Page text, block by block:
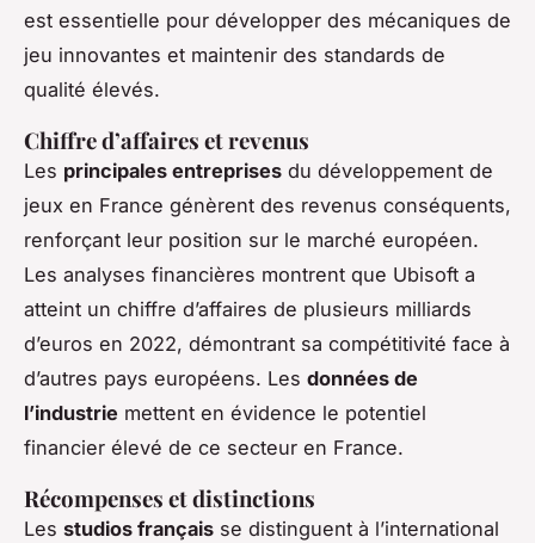
est essentielle pour développer des mécaniques de
jeu innovantes et maintenir des standards de
qualité élevés.
Chiffre d’affaires et revenus
Les principales entreprises du développement de
jeux en France génèrent des revenus conséquents,
renforçant leur position sur le marché européen.
Les analyses financières montrent que Ubisoft a
atteint un chiffre d’affaires de plusieurs milliards
d’euros en 2022, démontrant sa compétitivité face à
d’autres pays européens. Les données de
l’industrie mettent en évidence le potentiel
financier élevé de ce secteur en France.
Récompenses et distinctions
Les studios français se distinguent à l’international